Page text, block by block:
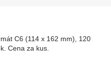
C6 (114 x 162 mm), 120
Cena za kus.